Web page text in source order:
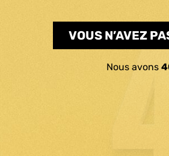
VOUS N’AVEZ
Nous avons